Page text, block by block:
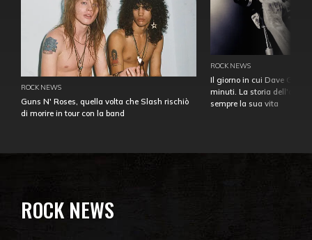
ROCK NEWS
Guns N' Roses, quella volta che Slash rischiò
di morire in tour con la band
ROCK NEWS
Il giorno in cui Dave
minuti. La storia
sempre la sua vita
ROCK NEWS